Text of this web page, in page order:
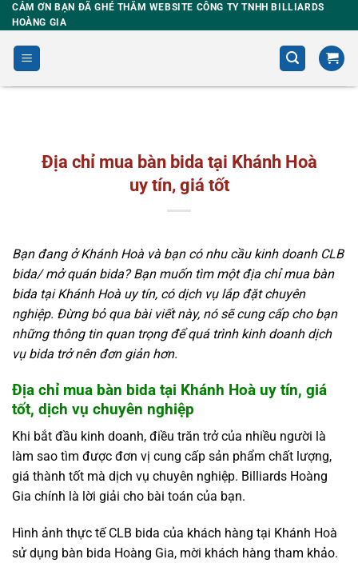
Skip
to
content
CẢM ƠN BẠN ĐÃ GHÉ THĂM WEBSITE CÔNG TY TNHH BILLIARDS
HOÀNG GIA
Địa chỉ mua bàn bida tại Khánh Hoà
uy tín, giá tốt
Bạn đang ở Khánh Hoà và bạn có nhu cầu kinh doanh CLB
bida/ mở quán bida? Bạn muốn tìm một địa chỉmua bàn
bida tại Khánh Hoà uy tín, có dịch vụ lắp đặt chuyên
nghiệp. Đừng bỏ qua bài viết này, nó sẽ cung cấp cho bạn
những thông tin quan trọng để quá trình kinh doanh dịch
vụ bida trở nên đơn giản hơn.
Địa chỉ mua bàn bida tại Khánh Hoà uy tín, giá
tốt, dịch vụ chuyên nghiệp
Khi bắt đầu kinh doanh, điều trăn trở của nhiều người là
làm sao tìm được đơn vị cung cấp sản phẩm chất lượng,
giá thành tốt mà dịch vụ chuyên nghiệp. Billiards Hoàng
Gia chính là lời giải cho bài toán của bạn.
Hình ảnh thực tế CLB bida của khách hàng tại Khánh Hoà
sử dụng bàn bida Hoàng Gia, mời khách hàng tham khảo.